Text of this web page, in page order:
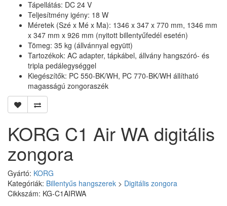
Tápellátás: DC 24 V
Teljesítmény igény: 18 W
Méretek (Szé x Mé x Ma): 1346 x 347 x 770 mm, 1346 mm
x 347 mm x 926 mm (nyitott billentyűfedél esetén)
Tömeg: 35 kg (állvánnyal együtt)
Tartozékok: AC adapter, tápkábel, állvány hangszóró- és
tripla pedálegységgel
Kiegészítők: PC 550-BK/WH, PC 770-BK/WH állítható
magasságú zongoraszék
KORG C1 Air WA digitális
zongora
Gyártó: KORG
Kategóriák: Billentyűs hangszerek > Digitális zongora
Cikkszám: KG-C1AIRWA